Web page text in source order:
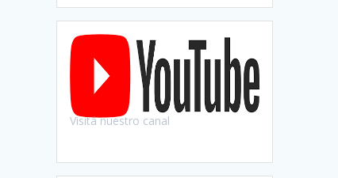
Visitá nuestro canal